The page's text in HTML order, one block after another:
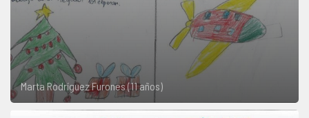
Marta Rodríguez Furones (11 años)